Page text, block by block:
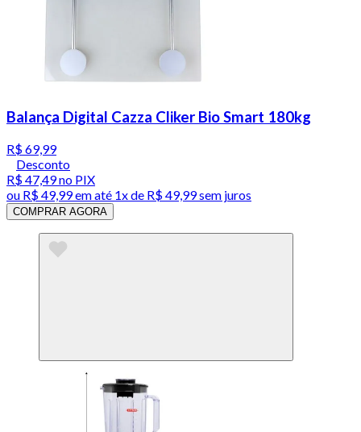
Balança Digital Cazza Cliker Bio Smart 180kg
R$ 69,99
Desconto
R$ 47,49no PIX
ou R$ 49,99em até 1x de R$ 49,99sem juros
COMPRAR AGORA